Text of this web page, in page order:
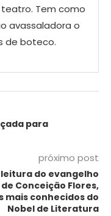
Tem como
avassaladora o
de boteco.
para
próximo post
do evangelho
Conceição Flores,
mais conhecidos do
Nobel de Literatura